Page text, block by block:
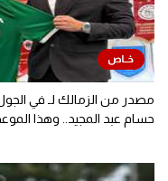
مصدر من الزمالك لـ في
حسام عبد المجيد.. وهذا